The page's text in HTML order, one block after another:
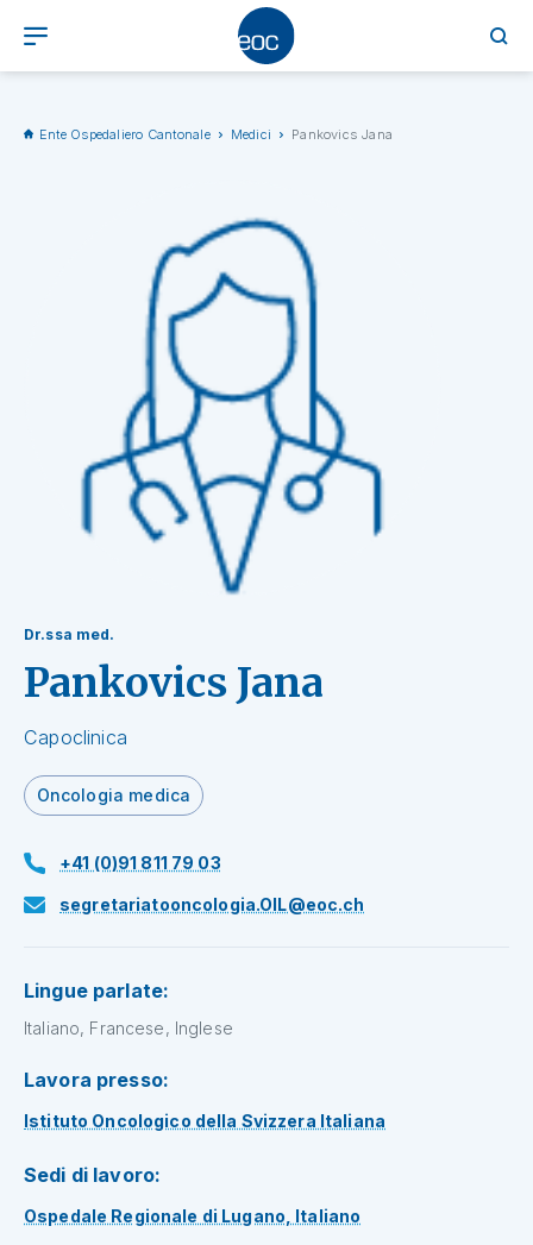
Ente Ospedaliero Cantonale Medici Pankovics Jana
Dr.ssa med.
Pankovics Jana
Capoclinica
Oncologia medica
+41 (0)91 811 79 03
segretariatooncologia.OIL@eoc.ch
Lingue parlate:
Italiano, Francese, Inglese
Lavora presso:
Istituto Oncologico della Svizzera Italiana
Sedi di lavoro:
Ospedale Regionale di Lugano, Italiano